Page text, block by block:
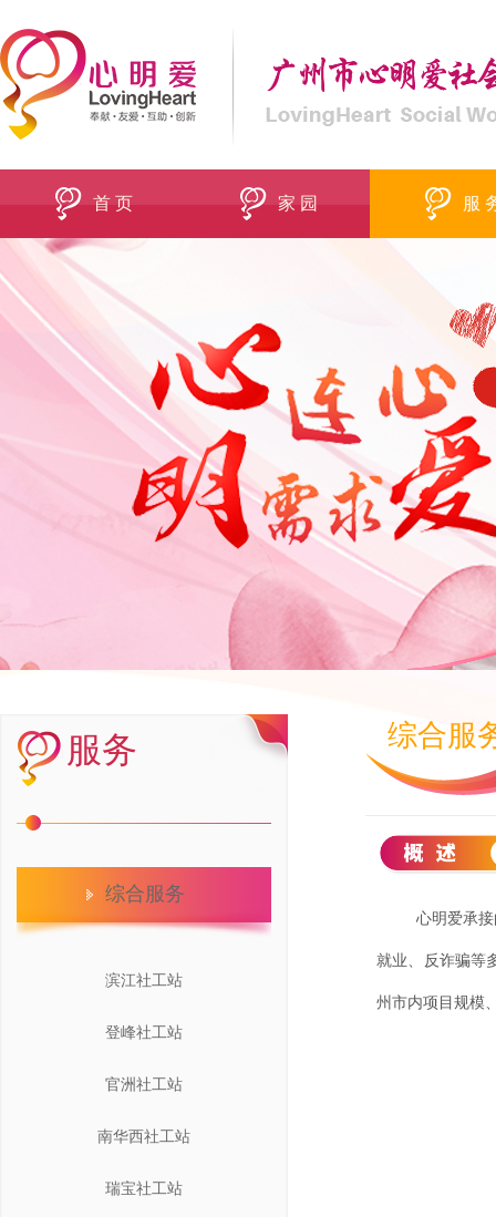
首 页 家 园 服
服务
综合服务
滨江社工站
登峰社工站
官洲社工站
南华西社工站
瑞宝社工站
综合服
心明爱承
就业、反诈骗等
州市内项目规模